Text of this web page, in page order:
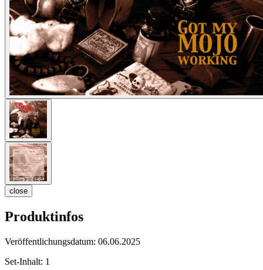
close
Produktinfos
Veröffentlichungsdatum: 06.06.2025
Set-Inhalt: 1